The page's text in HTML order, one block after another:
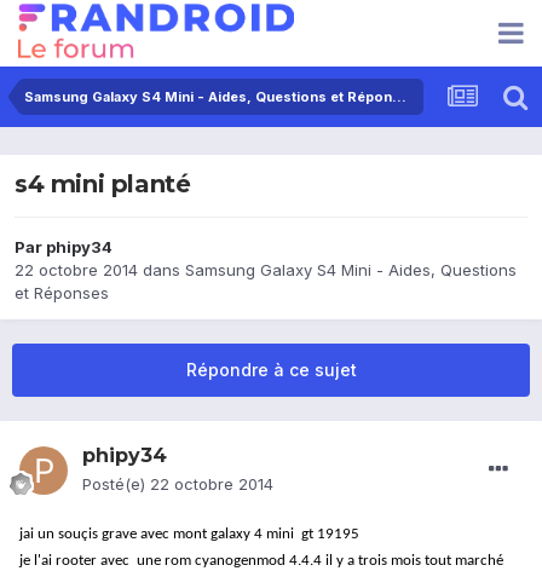
Samsung Galaxy S4 Mini - Aides, Questions et Réponses
s4 mini planté
Par phipy34
22 octobre 2014 dans Samsung Galaxy S4 Mini - Aides, Questions
et Réponses
Répondre à ce sujet
phipy34
Posté(e) 22 octobre 2014
jai un souçis grave avec mont galaxy 4 mini gt 19195
je l'ai rooter avec une rom cyanogenmod 4.4.4 il y a trois mois tout marché